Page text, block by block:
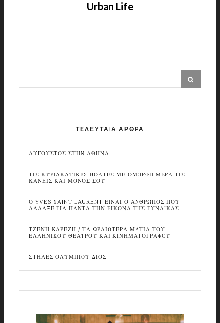
Urban Life
ΤΕΛΕΥΤΑΙΑ ΑΡΘΡΑ
ΑΥΓΟΥΣΤΟΣ ΣΤΗΝ ΑΘΗΝΑ
ΤΙΣ ΚΥΡΙΑΚΑΤΙΚΕΣ ΒΟΛΤΕΣ ΜΕ ΟΜΟΡΦΗ ΜΕΡΑ ΤΙΣ
ΚΑΝΕΙΣ ΚΑΙ ΜΟΝΟΣ ΣΟΥ
Ο YVES SAINT LAURENT ΕΙΝΑΙ Ο ΑΝΘΡΩΠΟΣ ΠΟΥ
ΑΛΛΑΞΕ ΓΙΑ ΠΑΝΤΑ ΤΗΝ ΕΙΚΟΝΑ ΤΗΣ ΓΥΝΑΙΚΑΣ
ΤΖΕΝΗ ΚΑΡΕΖΗ / ΤΑ ΩΡΑΙΟΤΕΡΑ ΜΑΤΙΑ ΤΟΥ
ΕΛΛΗΝΙΚΟΥ ΘΕΑΤΡΟΥ ΚΑΙ ΚΙΝΗΜΑΤΟΓΡΑΦΟΥ
ΣΤΗΛΕΣ ΟΛΥΜΠΙΟΥ ΔΙΟΣ